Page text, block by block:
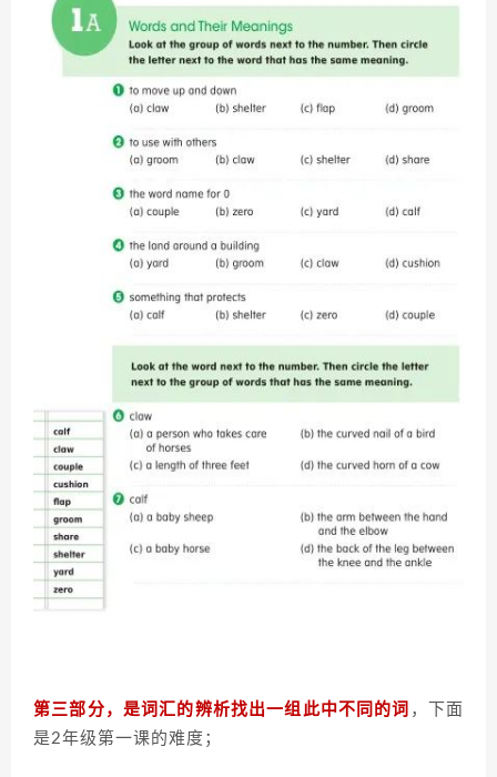
第三部分，是词汇的辨析找出一组此中不同的词 ，下面
是2年级第一课的难度；